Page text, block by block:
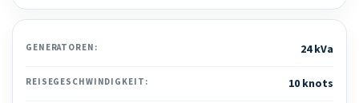
GENERATOREN: 24 kVa
REISEGESCHWINDIGKEIT: 10 knots